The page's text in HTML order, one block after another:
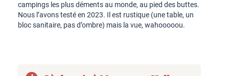
campings les plus déments au monde, au pied des buttes.
Nous l’avons testé en 2023. Il est rustique (une table, un
bloc sanitaire, pas d’ombre) mais la vue, wahooooou.